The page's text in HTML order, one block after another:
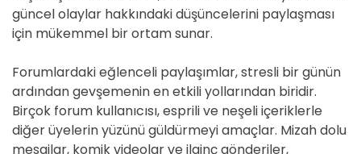
güncel olaylar hakkındaki düşüncelerini paylaşması
için mükemmel bir ortam sunar.
Forumlardaki eğlenceli paylaşımlar, stresli bir günün
ardından gevşemenin en etkili yollarından biridir.
Birçok forum kullanıcısı, esprili ve neşeli içeriklerle
diğer üyelerin yüzünü güldürmeyi amaçlar. Mizah dolu
mesajlar, komik videolar ve ilginç gönderiler,